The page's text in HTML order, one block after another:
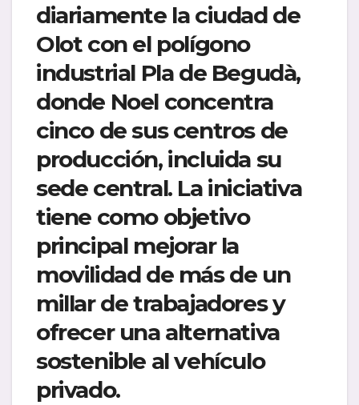
diariamente la ciudad de
Olot con el polígono
industrial Pla de Begudà,
donde Noel concentra
cinco de sus centros de
producción, incluida su
sede central. La iniciativa
tiene como objetivo
principal mejorar la
movilidad de más de un
millar de trabajadores y
ofrecer una alternativa
sostenible al vehículo
privado.